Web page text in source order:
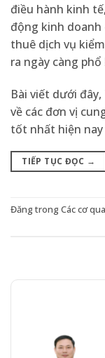
điều hành kinh
động kinh doanh
thuê dịch vụ
ra ngày càng phổ
Bài viết dưới
về các đơn vị
tốt nhất hiện
TIẾP TỤC ĐỌC →
Đăng trongCác cơ